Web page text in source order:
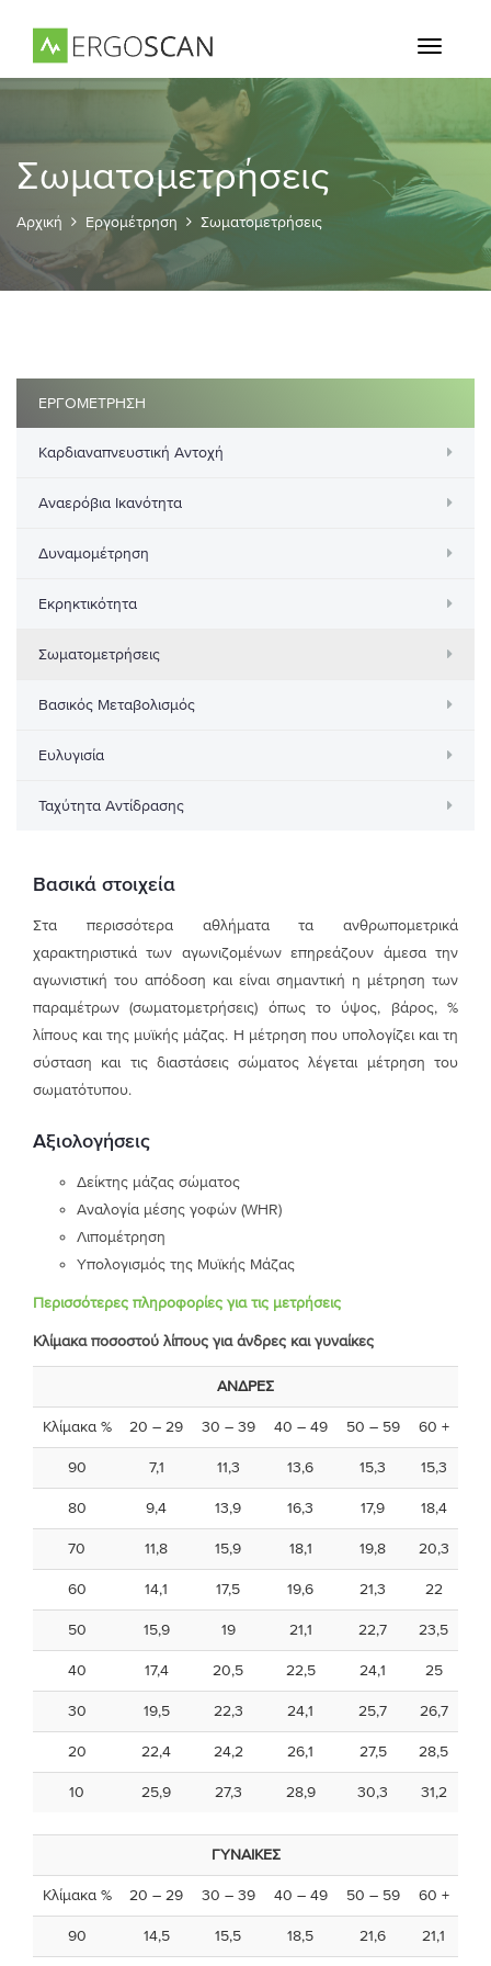
Toggle
Σωματομετρήσεις
Αρχική Εργομέτρηση Σωματομετρήσεις
ΕΡΓΟΜΕΤΡΗΣΗ
Καρδιαναπνευστική Αντοχή
Αναερόβια Ικανότητα
Δυναμομέτρηση
Εκρηκτικότητα
Σωματομετρήσεις
Βασικός Μεταβολισμός
Ευλυγισία
Ταχύτητα Αντίδρασης
Βασικά στοιχεία
Στα περισσότερα αθλήματα τα ανθρωπομετρικά
χαρακτηριστικά των αγωνιζομένων επηρεάζουν άμεσα την
αγωνιστική του απόδοση και είναι σημαντική η μέτρηση των
παραμέτρων (σωματομετρήσεις) όπως το ύψος, βάρος, %
λίπους και της μυϊκής μάζας. Η μέτρηση που υπολογίζει και τη
σύσταση και τις διαστάσεις σώματος λέγεται μέτρηση του
σωματότυπου.
Αξιολογήσεις
Δείκτης μάζας σώματος
Αναλογία μέσης γοφών (WHR)
Λιπομέτρηση
Υπολογισμός της Μυϊκής Μάζας
Περισσότερες πληροφορίες για τις μετρήσεις
Κλίμακα ποσοστού λίπους για άνδρες και γυναίκες
ΑΝΔΡΕΣ
Κλίμακα % 20 – 29 30 – 39 40 – 49 50 – 59 60 +
90 7,1 11,3 13,6 15,3 15,3
80 9,4 13,9 16,3 17,9 18,4
70 11,8 15,9 18,1 19,8 20,3
60 14,1 17,5 19,6 21,3 22
50 15,9 19 21,1 22,7 23,5
40 17,4 20,5 22,5 24,1 25
30 19,5 22,3 24,1 25,7 26,7
20 22,4 24,2 26,1 27,5 28,5
10 25,9 27,3 28,9 30,3 31,2
ΓΥΝΑΙΚΕΣ
Κλίμακα % 20 – 29 30 – 39 40 – 49 50 – 59 60 +
90 14,5 15,5 18,5 21,6 21,1